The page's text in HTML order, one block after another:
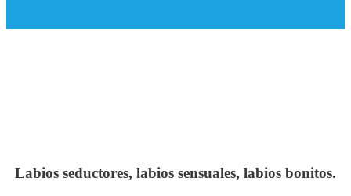
Labios seductores, labios sensuales, labios bonitos.